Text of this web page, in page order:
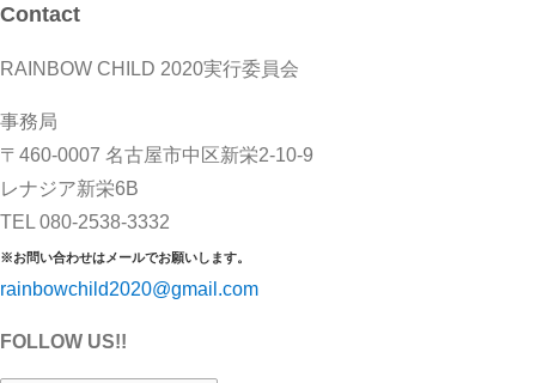
Contact
RAINBOW CHILD 2020実行委員会
事務局
〒460-0007 名古屋市中区新栄2-10-9
レナジア新栄6B
TEL 080-2538-3332
※お問い合わせはメールでお願いします。
rainbowchild2020@gmail.com
FOLLOW US!!